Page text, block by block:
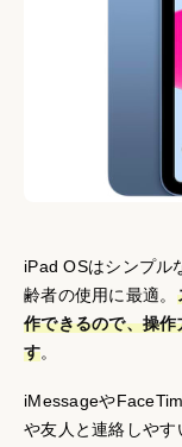
iPad OSはシンプル
齢者の使用に最適。
作できるので、操
す。
iMessageや
や友人と連絡しや